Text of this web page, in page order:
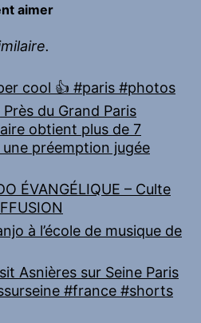
aimer
cool 👍 #paris #photos
du Grand Paris
obtient plus de 7
une préemption jugée
ÉVANGÉLIQUE – Culte
à l’école de musique de
Asnières sur Seine Paris
#france #shorts